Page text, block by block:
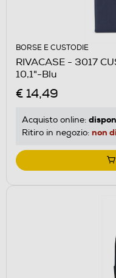
BORSE E CUSTODIE
RIVACASE - 3017
10,1"-Blu
€ 14,49
Acquisto online:
Ritiro in negozio: non